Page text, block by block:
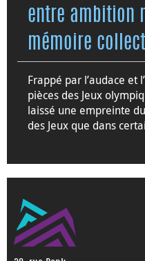
entre ambition
mémoire
Frappé par l’audace et
pièces des Jeux
laissé une empreinte
des Jeux que dans